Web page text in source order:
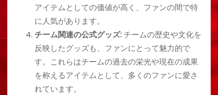
アイテムとしての価値が高く、ファンの間で特
に人気があります。
チーム関連の公式グッズ: チームの歴史や文化を
反映したグッズも、ファンにとって魅力的で
す。これらはチームの過去の栄光や現在の成果
を称えるアイテムとして、多くのファンに愛さ
れています。